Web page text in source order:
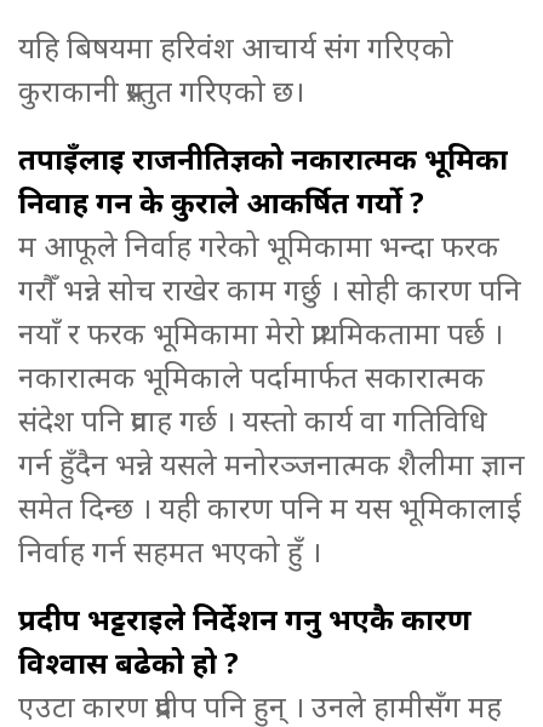
यहि बिषयमा हरिवंश आचार्य संग गरिएको
कुराकानी प्रस्तुत गरिएको छ।
तपाइँलाई राजनीतिज्ञको नकारात्मक भूमिका
निर्वाह गर्न के कुराले आकर्षित गर्यो ?
म आफूले निर्वाह गरेको भूमिकामा भन्दा फरक
गरौँ भन्ने सोच राखेर काम गर्छु । सोही कारण पनि
नयाँ र फरक भूमिकामा मेरो प्राथमिकतामा पर्छ ।
नकारात्मक भूमिकाले पर्दामार्फत सकारात्मक
संदेश पनि प्रवाह गर्छ । यस्तो कार्य वा गतिविधि
गर्न हुँदैन भन्ने यसले मनोरञ्जनात्मक शैलीमा ज्ञान
समेत दिन्छ । यही कारण पनि म यस भूमिकालाई
निर्वाह गर्न सहमत भएको हुँ ।
प्रदीप भट्टराईले निर्देशन गर्नु भएकै कारण
विश्वास बढेको हो ?
एउटा कारण प्रदीप पनि हुन् । उनले हामीसँग मह